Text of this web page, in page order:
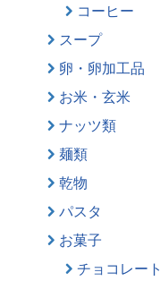
コーヒー
スープ
卵・卵加工品
お米・玄米
ナッツ類
麺類
乾物
パスタ
お菓子
チョコレート